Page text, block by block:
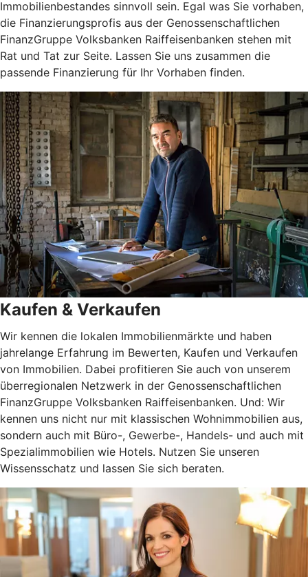
Immobilienbestandes sinnvoll sein. Egal was Sie vorhaben,
die Finanzierungsprofis aus der Genossenschaftlichen
FinanzGruppe Volksbanken Raiffeisenbanken stehen mit
Rat und Tat zur Seite. Lassen Sie uns zusammen die
passende Finanzierung für Ihr Vorhaben finden.
Kaufen & Verkaufen
Wir kennen die lokalen Immobilienmärkte und haben
jahrelange Erfahrung im Bewerten, Kaufen und Verkaufen
von Immobilien. Dabei profitieren Sie auch von unserem
überregionalen Netzwerk in der Genossenschaftlichen
FinanzGruppe Volksbanken Raiffeisenbanken. Und: Wir
kennen uns nicht nur mit klassischen Wohnimmobilien aus,
sondern auch mit Büro-, Gewerbe-, Handels- und auch mit
Spezialimmobilien wie Hotels. Nutzen Sie unseren
Wissensschatz und lassen Sie sich beraten.